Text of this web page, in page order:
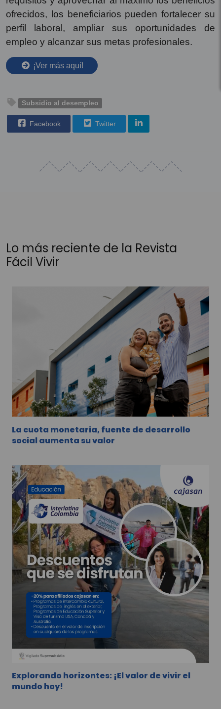
ofrecidos, los beneficiarios pueden fortalecer su
perfil laboral, ampliar sus oportunidades de
empleo y alcanzar sus metas profesionales.
¡Ver más aquí!
Subsidio al desempleo
Facebook Twitter
Lo más reciente de la Revista
Fácil Vivir
La cuota monetaria, fuente de desarrollo
social aumenta su valor
Explorando horizontes: ¡El valor de vivir el
mundo hoy!